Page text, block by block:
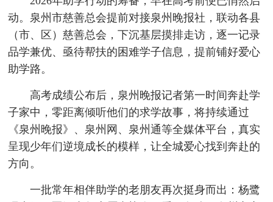
动。泉州市慈善总会提前对接泉州晚报社，联动各县
（市、区）慈善总会，下沉基层摸排走访，逐一记录
品学兼优、亟待帮扶的困难学子信息，提前铺好爱心
助学路。
高考成绩公布后，泉州晚报记者第一时间奔赴学
子家中，零距离倾听他们的求学故事，将持续通过
《泉州晚报》、泉州网、泉州通等全媒体平台，真实
呈现少年们逆境成长的模样，让全城爱心找到奔赴的
方向。
一批常年相伴助学的老朋友再次挺身而出：杨鹭